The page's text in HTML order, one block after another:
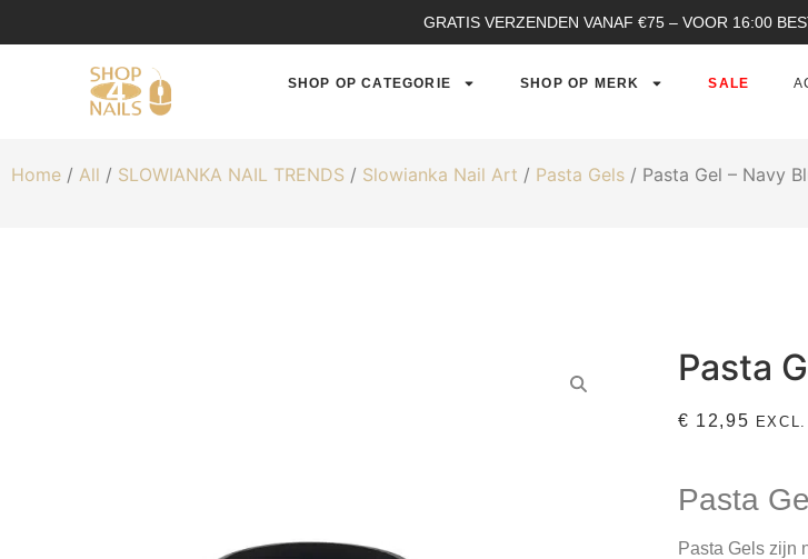
GRATIS VERZENDEN VANAF €75 – VOOR 16:00
SHOP OP CATEGORIE SHOP OP MERK SALE
Home / All / SLOWIANKA NAIL TRENDS / Slowianka Nail Art / Pasta Gels / Pasta Gel – Navy
Pasta
€ 12,95
Pasta
Pasta Gels zijn